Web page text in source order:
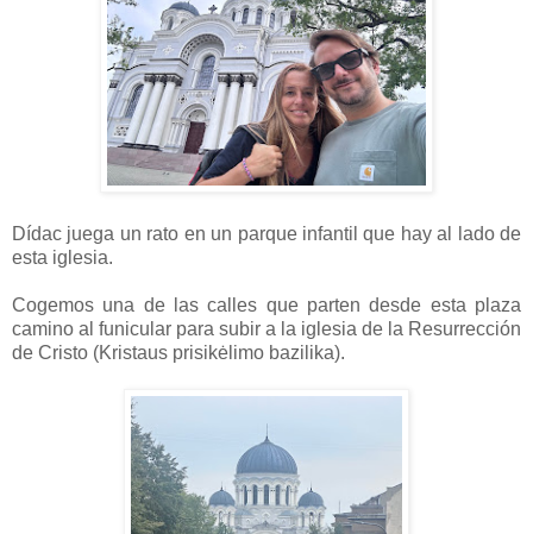
Dídac juega un rato en un parque infantil que hay al lado de
esta iglesia.
Cogemos una de las calles que parten desde esta plaza
camino al funicular para subir a la iglesia de la Resurrección
de Cristo (Kristaus prisikėlimo bazilika).